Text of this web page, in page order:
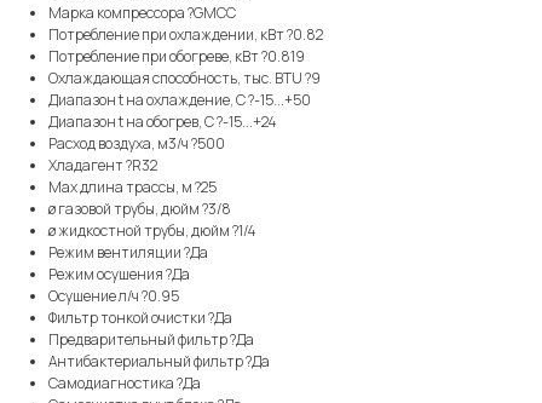
Марка компрессора ?GMCC
Потребление при охлаждении, кВт ?0.82
Потребление при обогреве, кВт ?0.819
Охлаждающая способность, тыс. BTU ?9
Диапазон t на охлаждение, С ?-15...+50
Диапазон t на обогрев, С ?-15...+24
Расход воздуха, м3/ч ?500
Хладагент ?R32
Max длина трассы, м ?25
ø газовой трубы, дюйм ?3/8
ø жидкостной трубы, дюйм ?1/4
Режим вентиляции ?Да
Режим осушения ?Да
Осушение л/ч ?0.95
Фильтр тонкой очистки ?Да
Предварительный фильтр ?Да
Антибактериальный фильтр ?Да
Самодиагностика ?Да